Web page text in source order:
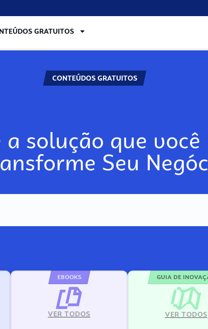
GRATUITOS
CONTEÚDOS GRATUITOS
solução que você
Seu
EBOOKS
VER TODOS
GUIA DE
VER TODOS